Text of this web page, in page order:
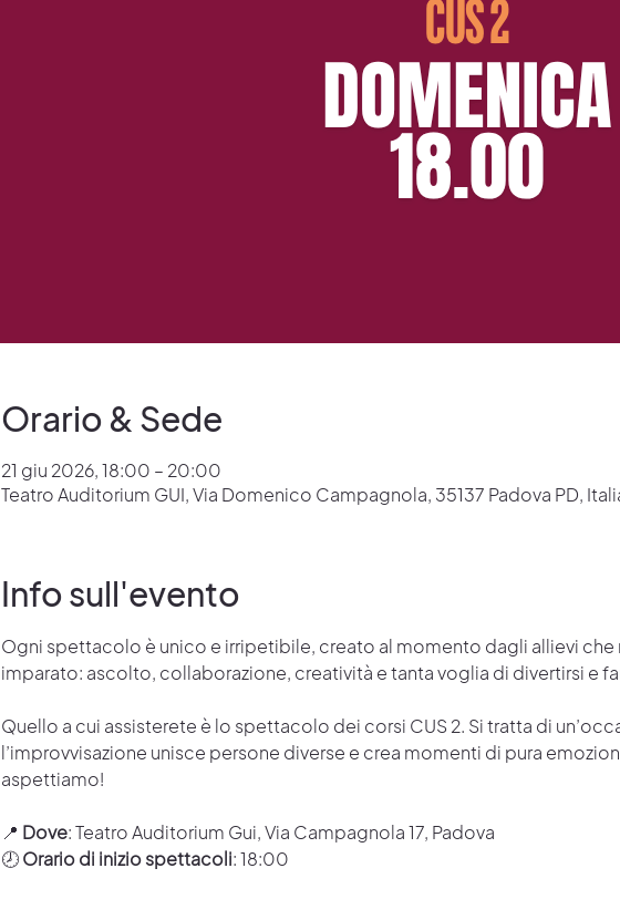
Orario & Sede
21 giu 2026, 18:00 – 20:00
Teatro Auditorium GUI, Via Domenico Campagnola, 35137 Padova PD,
Info sull'evento
Ogni spettacolo è unico e irripetibile, creato al momento dagli allievi
imparato: ascolto, collaborazione, creatività e tanta voglia di divertirsi e
Quello a cui assisterete è lo spettacolo dei corsi CUS 2. Si tratta di
l’improvvisazione unisce persone diverse e crea momenti di pura
aspettiamo!
📍 Dove: Teatro Auditorium Gui, Via Campagnola 17, Padova
🕗 Orario di inizio spettacoli: 18:00